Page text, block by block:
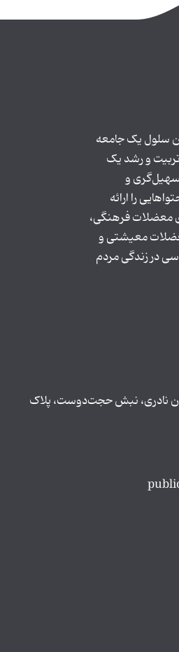
سلول یک جامعه
و رشد یک
و
را ارائه
معضلات فرهنگی،
معیشتی و
در زندگی مردم
نادری، نبش حجت‌دوست، پلاک